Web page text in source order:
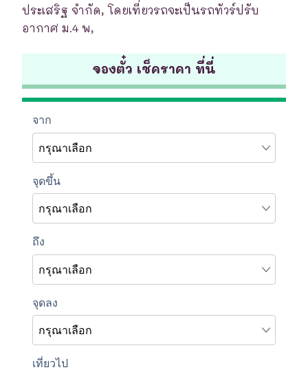
ประเสริฐ จำกัด, โดยเที่ยวรถจะเป็นรถทัวร์ปรับ
อากาศ ม.4 พ,
จองตั๋ว เช็คราคา ที่นี่